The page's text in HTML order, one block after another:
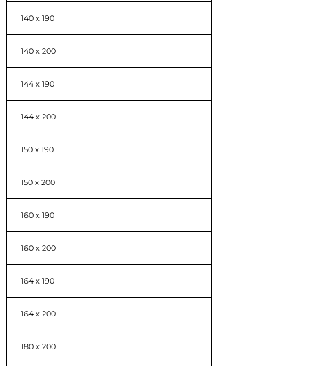
140 x 190
140 x 200
144 x 190
144 x 200
150 x 190
150 x 200
160 x 190
160 x 200
164 x 190
164 x 200
180 x 200